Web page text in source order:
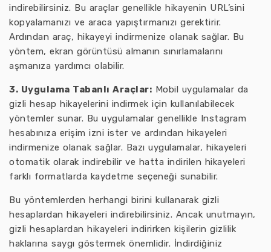
indirebilirsiniz. Bu araçlar genellikle hikayenin URL’sini
kopyalamanızı ve araca yapıştırmanızı gerektirir.
Ardından araç, hikayeyi indirmenize olanak sağlar. Bu
yöntem, ekran görüntüsü almanın sınırlamalarını
aşmanıza yardımcı olabilir.
3. Uygulama Tabanlı Araçlar: Mobil uygulamalar da
gizli hesap hikayelerini indirmek için kullanılabilecek
yöntemler sunar. Bu uygulamalar genellikle Instagram
hesabınıza erişim izni ister ve ardından hikayeleri
indirmenize olanak sağlar. Bazı uygulamalar, hikayeleri
otomatik olarak indirebilir ve hatta indirilen hikayeleri
farklı formatlarda kaydetme seçeneği sunabilir.
Bu yöntemlerden herhangi birini kullanarak gizli
hesaplardan hikayeleri indirebilirsiniz. Ancak unutmayın,
gizli hesaplardan hikayeleri indirirken kişilerin gizlilik
haklarına saygı göstermek önemlidir. İndirdiğiniz